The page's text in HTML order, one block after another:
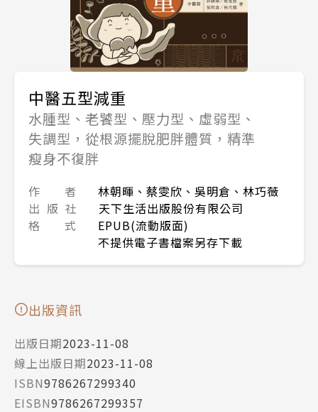
中醫五型減重
水腫型、老饕型、壓力型、虛弱型、
失調型，從根源擺脫肥胖體質，精準
瘦身不復胖
作 者
林朝暉、蔡雯欣、吳明倉、林巧薇
出 版 社
天下生活出版股份有限公司
格 式
EPUB(流動版面)
不提供電子書檔案另存下載
出版資訊
出版日期2023-11-08
線上出版日期2023-11-08
ISBN9786267299340
EISBN9786267299357